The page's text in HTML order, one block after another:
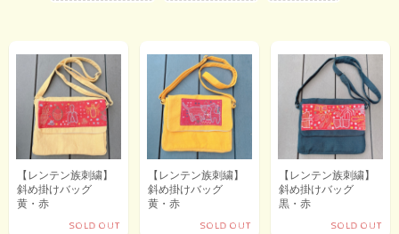
【レンテン族刺繍】
斜め掛けバッグ
黄・赤
SOLD OUT
【レンテン族刺繍】
斜め掛けバッグ
黄・赤
SOLD OUT
【レンテン族刺繍】
斜め掛けバッグ
黒・赤
SOLD OUT